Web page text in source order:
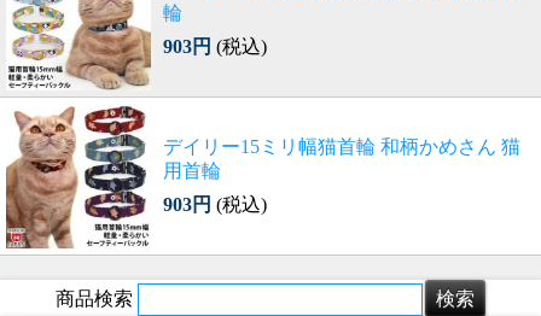
輪
903円 (税込)
デイリー15ミリ幅猫首輪 和柄かめさん 猫
用首輪
903円 (税込)
商品検索